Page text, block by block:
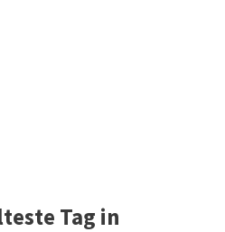
Tag in